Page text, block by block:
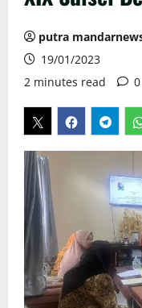
putra
19/01/2023
2 minutes read
0